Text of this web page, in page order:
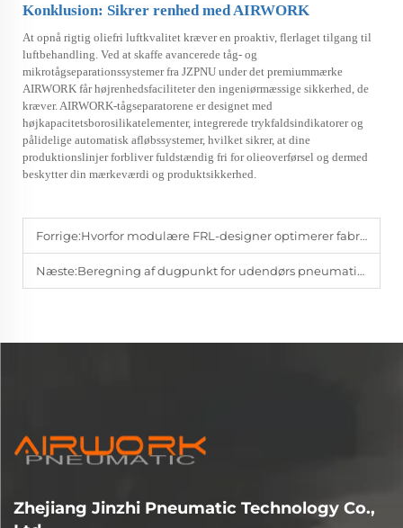
Konklusion: Sikrer renhed med AIRWORK
At opnå rigtig oliefri luftkvalitet kræver en proaktiv, flerlaget tilgang til
luftbehandling. Ved at skaffe avancerede tåg- og
mikrotågseparationssystemer fra JZPNU under det premiummærke
AIRWORK får højrenhedsfaciliteter den ingeniørmæssige sikkerhed, de
kræver. AIRWORK-tågseparatorene er designet med
højkapacitetsborosilikatelementer, integrerede trykfaldsindikatorer og
pålidelige automatisk afløbssystemer, hvilket sikrer, at dine
produktionslinjer forbliver fuldstændig fri for olieoverførsel og dermed
beskytter din mærkeværdi og produktsikkerhed.
Forrige:Hvorfor modulære FRL-designer optimerer fabrikker med høj driftstid | AIRWORK
Næste:Beregning af dugpunkt for udendørs pneumatiske systemer under frysepunktet | AIRWORK
Zhejiang Jinzhi Pneumatic Technology Co.,